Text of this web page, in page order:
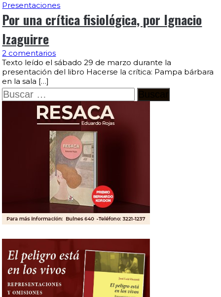
Presentaciones
Por una crítica fisiológica, por Ignacio
Izaguirre
2 comentarios
Texto leído el sábado 29 de marzo durante la
presentación del libro Hacerse la crítica: Pampa bárbara
en la sala […]
Buscar: